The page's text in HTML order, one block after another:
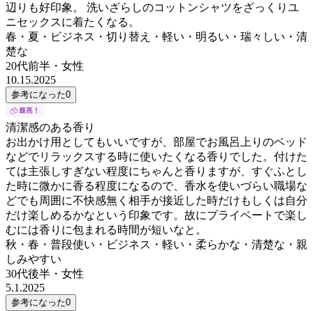
辺りも好印象。 洗いざらしのコットンシャツをざっくりユ
ニセックスに着たくなる。
春・夏・ビジネス・切り替え・軽い・明るい・瑞々しい・清
楚な
20代前半 ・ 女性
10.15.2025
参考になった0
清潔感のある香り
お出かけ用としてもいいですが、部屋でお風呂上りのベッド
などでリラックスする時に使いたくなる香りでした。付けた
ては主張しすぎない程度にちゃんと香りますが、すぐふとし
た時に微かに香る程度になるので、香水を使いづらい職場な
どでも周囲に不快感無く相手が接近した時だけもしくは自分
だけ楽しめるかなという印象です。故にプライベートで楽し
むには香りに包まれる時間が短いなと。
秋・春・普段使い・ビジネス・軽い・柔らかな・清楚な・親
しみやすい
30代後半 ・ 女性
5.1.2025
参考になった0